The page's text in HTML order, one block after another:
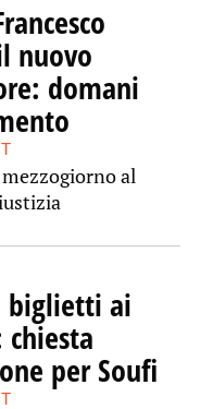
nuovo
domani
al
biglietti ai
per Soufi